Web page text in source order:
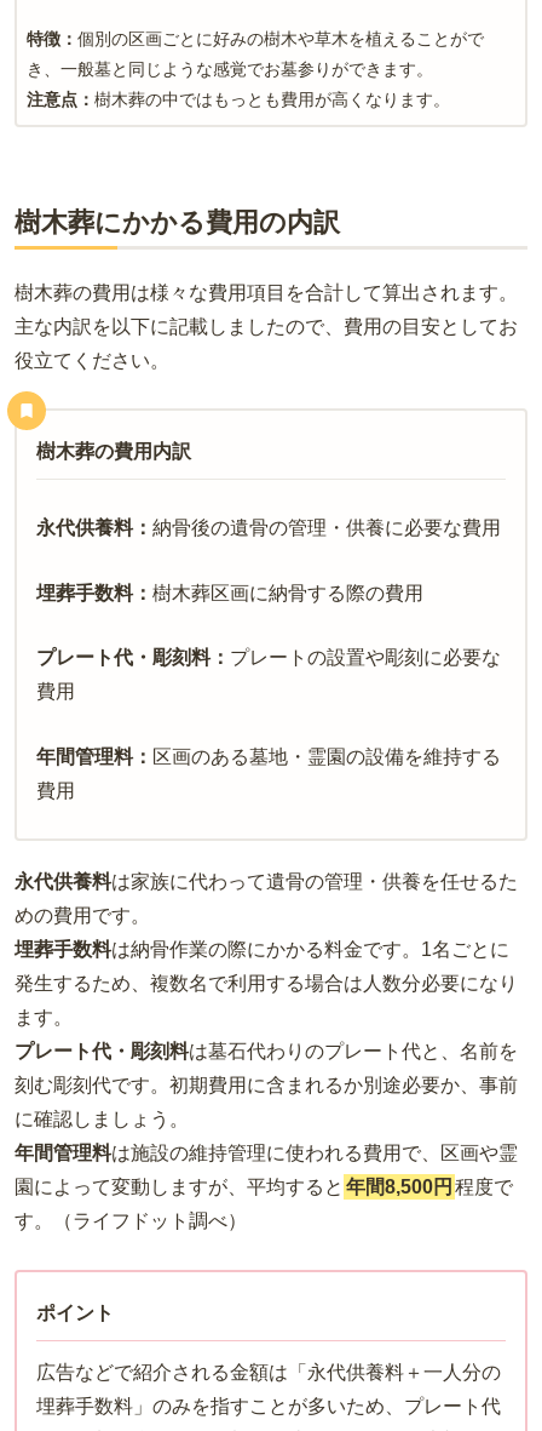
特徴： 個別の区画ごとに好みの樹木や草木を植えることがで
き、一般墓と同じような感覚でお墓参りができます。
注意点： 樹木葬の中ではもっとも費用が高くなります。
樹木葬にかかる費用の内訳
樹木葬の費用は様々な費用項目を合計して算出されます。
主な内訳を以下に記載しましたので、費用の目安としてお
役立てください。
樹木葬の費用内訳
永代供養料： 納骨後の遺骨の管理・供養に必要な費用
埋葬手数料： 樹木葬区画に納骨する際の費用
プレート代・彫刻料： プレートの設置や彫刻に必要な
費用
年間管理料： 区画のある墓地・霊園の設備を維持する
費用
永代供養料は家族に代わって遺骨の管理・供養を任せるた
めの費用です。
埋葬手数料は納骨作業の際にかかる料金です。1名ごとに
発生するため、複数名で利用する場合は人数分必要になり
ます。
プレート代・彫刻料は墓石代わりのプレート代と、名前を
刻む彫刻代です。初期費用に含まれるか別途必要か、事前
に確認しましょう。
年間管理料は施設の維持管理に使われる費用で、区画や霊
園によって変動しますが、平均すると 年間8,500円 程度で
す。（ライフドット調べ）
ポイント
広告などで紹介される金額は「永代供養料＋一人分の
埋葬手数料」のみを指すことが多いため、プレート代